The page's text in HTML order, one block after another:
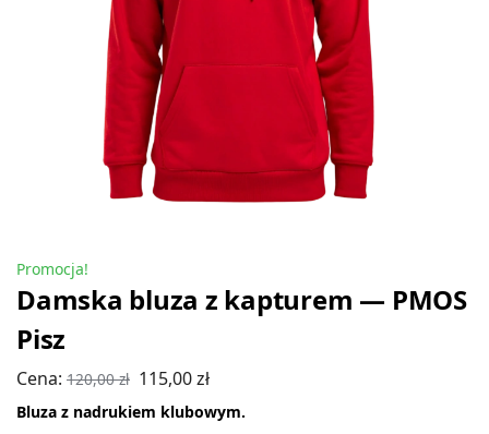
Promocja!
Damska bluza z kapturem — PMOS
Pisz
Cena: 120,00zł 115,00zł
Bluza z nadrukiem klubowym.